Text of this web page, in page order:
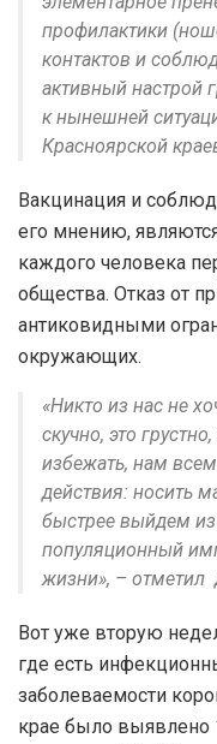
профилактики
контактов и
активный настрой
к нынешней
Красноярской
Вакцинация и
его мнению,
каждого человека
общества. Отказ от
антиковидными
окружающих.
«Никто из нас не
скучно, это
избежать, нам
действия: носить
быстрее выйдем из
популяционный
жизни», – отметил
Вот уже вторую
где есть
заболеваемости
крае было выявлено